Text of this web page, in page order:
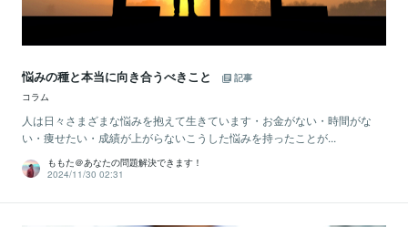
悩みの種と本当に向き合うべきこと
記事
コラム
人は日々さまざまな悩みを抱えて生きています・お金がない・時間がな
い・痩せたい・成績が上がらないこうした悩みを持ったことが...
ももた＠あなたの問題解決できます！
2024/11/30 02:31